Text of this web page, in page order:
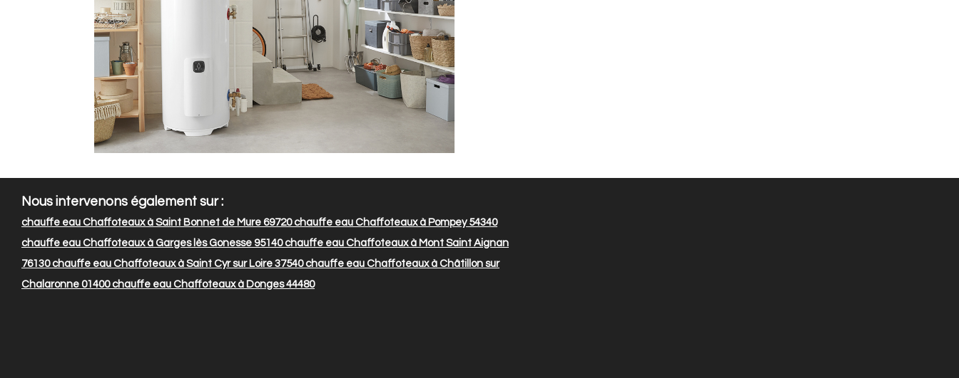
Nous intervenons également sur :
chauffe eau Chaffoteaux à Saint Bonnet de Mure 69720chauffe eau Chaffoteaux à Pompey 54340
chauffe eau Chaffoteaux à Garges lès Gonesse 95140chauffe eau Chaffoteaux à Mont Saint Aignan
76130chauffe eau Chaffoteaux à Saint Cyr sur Loire 37540chauffe eau Chaffoteaux à Châtillon sur
Chalaronne 01400chauffe eau Chaffoteaux à Donges 44480